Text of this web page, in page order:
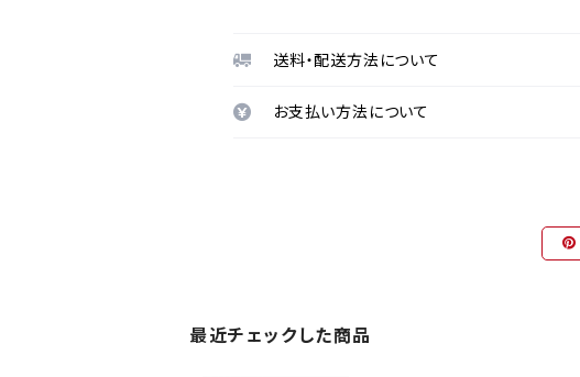
送料・配送方法について
お支払い方法について
最近チェックした商品